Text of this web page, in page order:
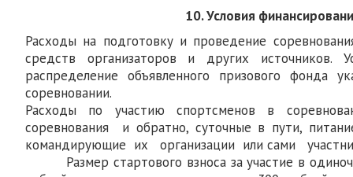
10. Условия
Расходы на подготовку и проведение
средств организаторов и других источников.
распределение объявленного призового фонда
соревновании.
Расходы по участию спортсменов в
соревнования и обратно, суточные в пути,
командирующие их организации или сами
Размер стартового взноса за участие в